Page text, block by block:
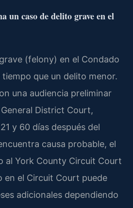
un caso de delito grave en el
(felony) en el Condado
que un delito menor.
una audiencia preliminar
District Court,
y 60 días después del
causa probable, el
al York County Circuit Court
en el Circuit Court puede
adicionales dependiendo